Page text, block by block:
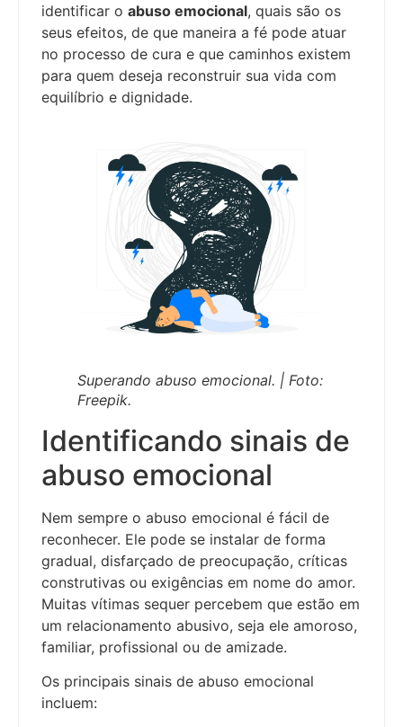
identificar o abuso emocional, quais são os
seus efeitos, de que maneira a fé pode atuar
no processo de cura e que caminhos existem
para quem deseja reconstruir sua vida com
equilíbrio e dignidade.
Superando abuso emocional. | Foto:
Freepik.
Identificando sinais de
abuso emocional
Nem sempre o abuso emocional é fácil de
reconhecer. Ele pode se instalar de forma
gradual, disfarçado de preocupação, críticas
construtivas ou exigências em nome do amor.
Muitas vítimas sequer percebem que estão em
um relacionamento abusivo, seja ele amoroso,
familiar, profissional ou de amizade.
Os principais sinais de abuso emocional
incluem: